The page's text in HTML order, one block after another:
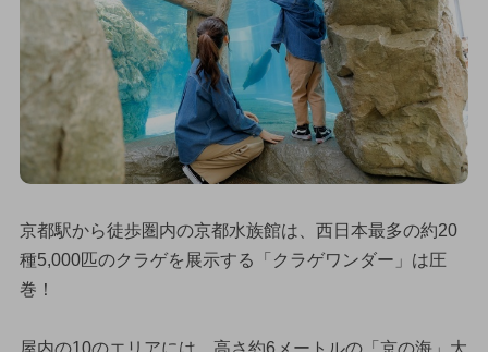
京都駅から徒歩圏内の京都水族館は、西日本最多の約20
種5,000匹のクラゲを展示する「クラゲワンダー」は圧
巻！
屋内の10のエリアには、高さ約6メートルの「京の海」大